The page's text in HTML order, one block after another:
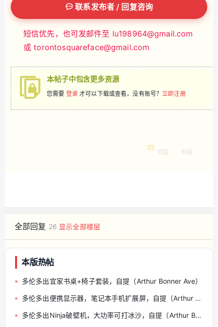
联系发布者 / 回复咨询
短信优先，也可发邮件至 lu198964@gmail.com
或torontosquareface@gmail.com
本帖子中包含更多资源
您需要 登录才可以下载或查看，没有账号？立即注册
回复 举报
全部回复 26 显示全部楼层
本版热帖
多伦多出宜家书桌+椅子套装，自提（Arthur Bonner Ave）
多伦多出便携显示器，笔记本手机扩展屏，自提（Arthur Bonner Ave）
多伦多出Ninja破壁机，大功率可打冰沙，自提（Arthur Bonner Ave）